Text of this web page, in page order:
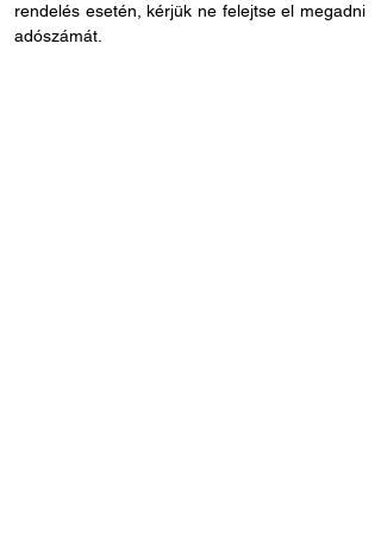
rendelés esetén, kérjük ne felejtse el megadni
adószámát.